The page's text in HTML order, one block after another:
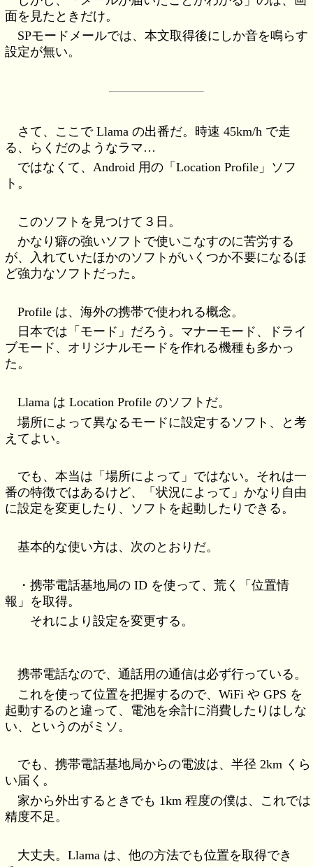
面を見たときだけ。
SPモードメールでは、本文取得後にしか音を鳴らす
設定が無い。
さて、ここで Llama の出番だ。時速 45km/h で走
る、らくだのようなラマ…
ではなくて、Android 用の「Location Profile」ソフ
ト。
このソフトを見つけて３日。
かなり癖の強いソフトで使いこなすのに苦労する
が、入れていたほかのソフトがいくつか不要になるほ
ど強力なソフトだった。
Profile は、海外の携帯で使われる概念。
日本では「モード」だろう。マナーモード、ドライ
ブモード、オリジナルモードを作れる機種も多かっ
た。
Llama は Location Profile のソフトだ。
場所によって異なるモードに設定するソフト、と考
えてよい。
でも、本当は「場所によって」ではない。それは一
番の特徴ではあるけど、「状況によって」かなり自由
に設定を変更したり、ソフトを起動したりできる。
基本的な使い方は、次のとおりだ。
・携帯電話基地局の ID を使って、荒く「位置情
報」を取得。
それにより設定を変更する。
携帯電話なので、通話用の通信は必ず行っている。
これを使って位置を把握するので、WiFi や GPS を
起動するのと違って、電池を余計に消費したりはしな
い、というのがミソ。
でも、携帯電話基地局からの電波は、半径 2km くら
い届く。
家から外出するときでも 1km 程度の僕は、これでは
精度不足。
大丈夫。Llama は、他の方法でも位置を取得でき